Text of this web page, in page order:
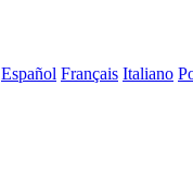
Español Français Italiano